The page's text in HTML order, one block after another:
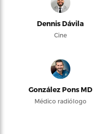
Dennis Dávila
Cine
González Pons MD
Médico radiólogo